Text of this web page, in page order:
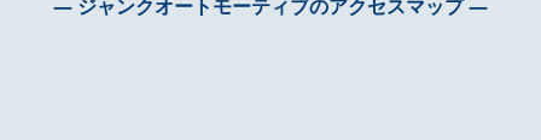
― ジャンクオートモーティブのアクセスマップ ―